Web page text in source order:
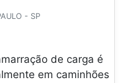
- SP
de carga é
em caminhões